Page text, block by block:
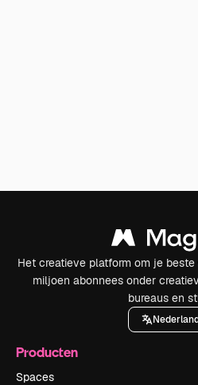
Het creatieve platform om je
miljoen abonnees onder
bureaus en
Producten
Spaces